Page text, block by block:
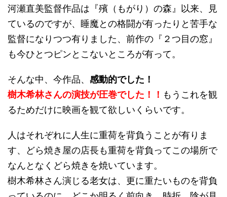
河瀬直美監督作品は『殯（もがり）の森』以来、見
ているのですが、睡魔との格闘が有ったりと苦手な
監督になりつつ有りました、前作の『２つ目の窓』
も今ひとつピンとこないところが有って。
そんな中、今作品、 感動的でした！
樹木希林さんの演技が圧巻でした！！ もうこれを観
るためだけに映画を観て欲しいくらいです。
人はそれぞれに人生に重荷を背負うことが有りま
す、どら焼き屋の店長も重荷を背負ってこの場所で
なんとなくどら焼きを焼いています。
樹木希林さん演じる老女は、更に重たいものを背負